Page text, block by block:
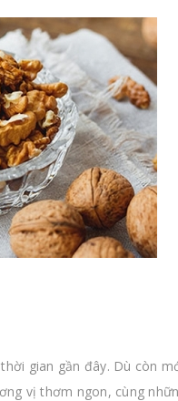
gian gần đây. Dù còn
vị thơm ngon, cùng